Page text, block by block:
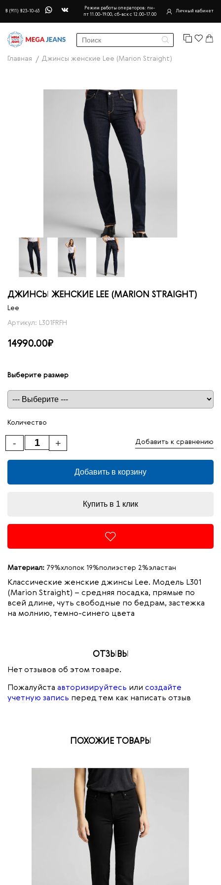
8 (911) 823-10-63
Режим работы операторов: пн-
пт 11.00-19.00, сб-вск с 12.00-17.00
Личный кабинет
Главная Джинсы женские Lee (Marion Straight)
ДЖИНСЫ ЖЕНСКИЕ LEE (MARION STRAIGHT)
Lee
Артикул: L301FRFH
14990.00₽
Выберите размер
Таблица размеров
Количество
+
- Добавить к сравнению
Добавить в корзину
Купить в 1 клик
Материал: 79%хлопок 19%полиэстер 2%эластан
Классические женские джинсы Lee. Модель L301
(Marion Straight) – средняя посадка, прямые по
всей длине, чуть свободные по бедрам, застежка
на молнию, темно-синего цвета
ОТЗЫВЫ
Нет отзывов об этом товаре.
Пожалуйста авторизируйтесь или создайте
учетную запись перед тем как написать отзыв
ПОХОЖИЕ ТОВАРЫ